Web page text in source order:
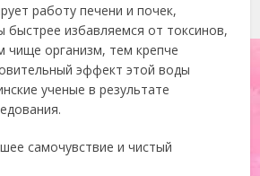
работу печени и почек,
быстрее избавляемся от токсинов,
чище организм, тем крепче
эффект этой воды
ученые в результате
самочувствие и чистый